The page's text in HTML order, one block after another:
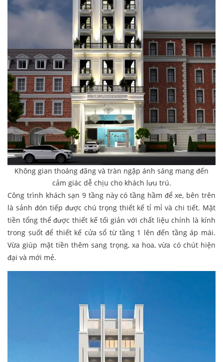
Không gian thoáng đãng và tràn ngập ánh sáng mang đến
cảm giác dễ chịu cho khách lưu trú.
Công trình khách sạn 9 tầng này có tầng hầm để xe, bên trên
là sảnh đón tiếp được chú trọng thiết kế tỉ mỉ và chi tiết. Mặt
tiền tổng thể được thiết kế tối giản với chất liệu chính là kính
trong suốt để thiết kế cửa sổ từ tầng 1 lên đến tầng áp mái.
Vừa giúp mặt tiền thêm sang trọng, xa hoa, vừa có chút hiện
đại và mới mẻ.